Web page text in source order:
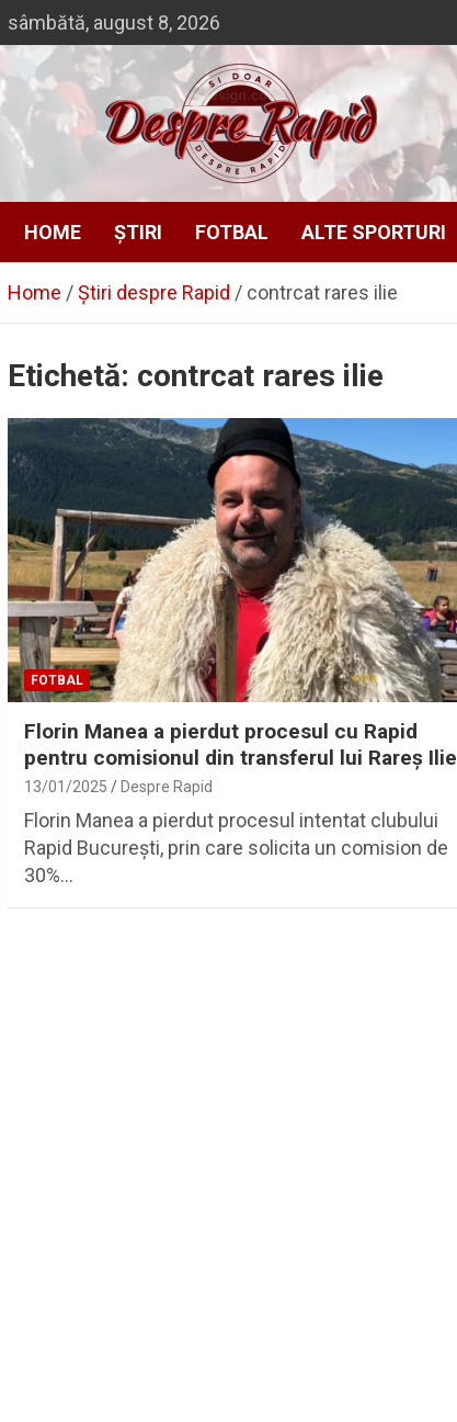
Skip
to
content
sâmbătă, august 8, 2026
Despre Rapid
Si doar … despre Rapid
HOME ȘTIRI FOTBAL ALTE SPORTURI
Home Știri despre Rapid contrcat rares ilie
Etichetă: contrcat rares ilie
FOTBAL
Florin Manea a pierdut procesul cu Rapid
pentru comisionul din transferul lui Rareș Ilie
13/01/2025 Despre Rapid
Florin Manea a pierdut procesul intentat clubului
Rapid București, prin care solicita un comision de
30%…